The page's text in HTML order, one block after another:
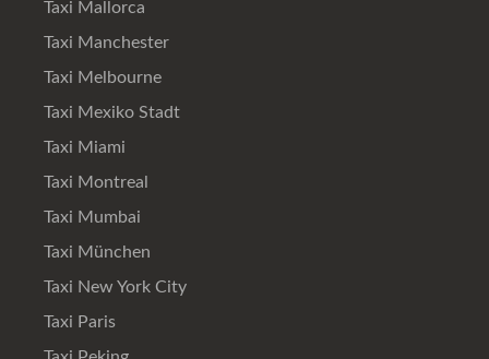
Taxi Mallorca
Taxi Manchester
Taxi Melbourne
Taxi Mexiko Stadt
Taxi Miami
Taxi Montreal
Taxi Mumbai
Taxi München
Taxi New York City
Taxi Paris